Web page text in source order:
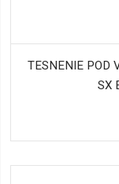
TESNENIE POD
SX